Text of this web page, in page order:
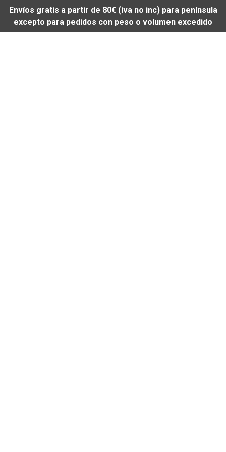
Envíos gratis a partir de 80€ (iva no inc) para península
excepto para pedidos con peso o volumen excedido